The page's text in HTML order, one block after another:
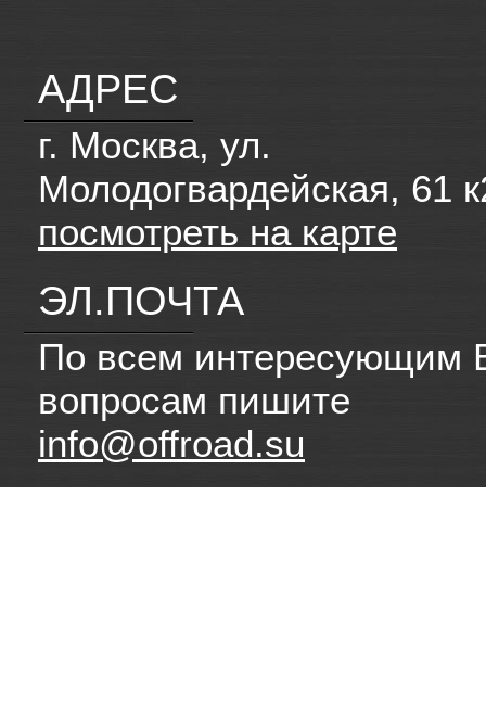
АДРЕС
г. Москва, ул.
Молодогвардейская, 61
посмотреть на карте
ЭЛ.ПОЧТА
По всем интересующим
вопросам пишите
info@offroad.su